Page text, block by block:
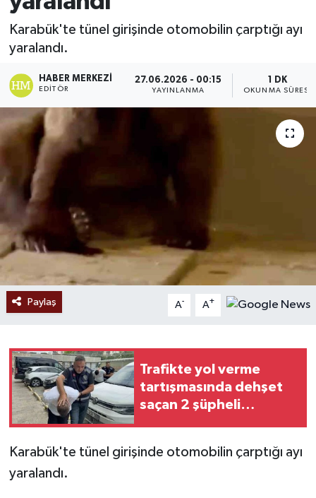
Karabük'te tünel girişinde otomobilin çarptığı ayı
yaralandı.
HABER MERKEZI
EDITÖR
27.06.2026 - 00:15
YAYINLANMA
1 DK
OKUNMA SÜRESI
Paylaş A- A+
Trafikte yol verme
tartışmasında dehşet
saçan 2 şüpheli
Karabük'te tünel girişinde otomobilin çarptığı ayı
yaralandı.
Ekonomi